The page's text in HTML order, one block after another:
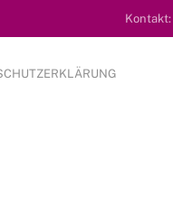
Kontakt: